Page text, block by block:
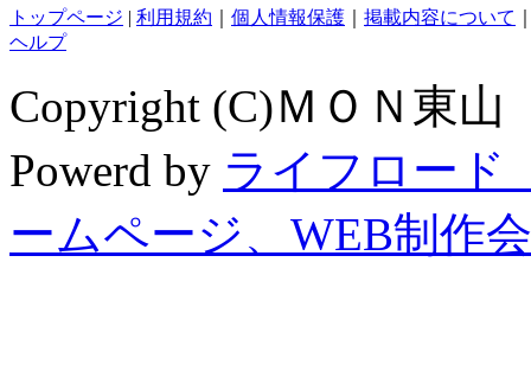
トップページ | 利用規約 個人情報保護 掲載内容について
ヘルプ
Copyright (C)ＭＯＮ
Powerd by ライフロード
ームページ、WEB制作